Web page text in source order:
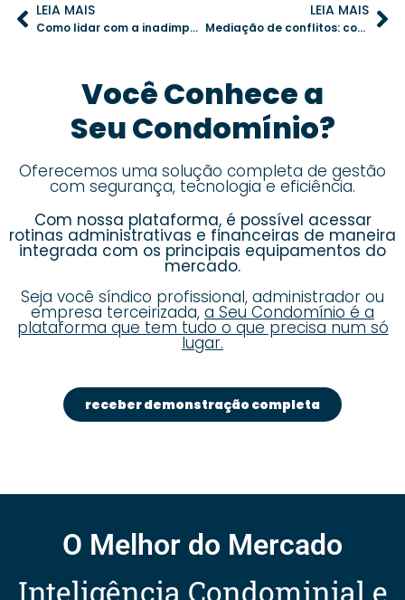
LEIA MAIS
Como lidar com a inadimplência no condomínio sem prejudicar a convivência entre os moradores
LEIA MAIS
Mediação de conflitos: como evitar brigas e manter a harmonia no condomínio
Você Conhece a
Seu Condomínio?
Oferecemos uma solução completa de gestão
com segurança, tecnologia e eficiência.
Com nossa plataforma, é possível acessar
rotinas administrativas e financeiras de maneira
integrada com os principais equipamentos do
mercado.
Seja você síndico profissional, administrador ou
empresa terceirizada, a Seu Condomínio é a
plataforma que tem tudo o que precisa num só
lugar.
receber demonstração completa
O Melhor do Mercado
Inteligência Condominial e